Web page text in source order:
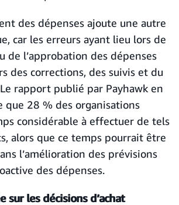
des dépenses ajoute une autre
car les erreurs ayant lieu lors de
de l’approbation des dépenses
des corrections, des suivis et du
rapport publié par Payhawk en
que 28 % des organisations
considérable à effectuer de tels
alors que ce temps pourrait être
l’amélioration des prévisions
des dépenses.
les décisions d’achat